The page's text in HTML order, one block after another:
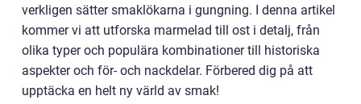
verkligen sätter smaklökarna i gungning. I denna artikel
kommer vi att utforska marmelad till ost i detalj, från
olika typer och populära kombinationer till historiska
aspekter och för- och nackdelar. Förbered dig på att
upptäcka en helt ny värld av smak!